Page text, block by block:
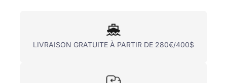
LIVRAISON GRATUITE À PARTIR DE 280€/400$